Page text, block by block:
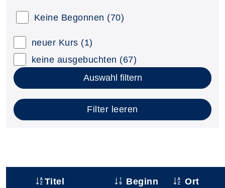
Keine Begonnen (70)
neuer Kurs (1)
keine ausgebuchten (67)
Auswahl filtern
Filter leeren
Titel Beginn Ort